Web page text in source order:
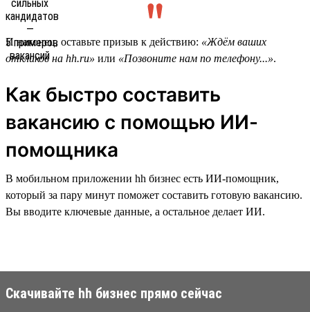
И наконец, оставьте призыв к действию: «Ждём ваших
откликов на hh.ru» или «Позвоните нам по телефону...».
Как быстро составить
вакансию с помощью ИИ-
помощника
В мобильном приложении hh бизнес есть ИИ-помощник,
который за пару минут поможет составить готовую вакансию.
Вы вводите ключевые данные, а остальное делает ИИ.
Скачивайте hh бизнес прямо сейчас